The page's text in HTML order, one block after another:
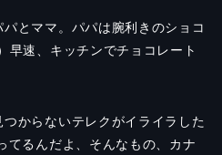
とママ。パパは腕利きのショコ
早速、キッチンでチョコレート
からないテレクがイライラした
てるんだよ、そんなもの、カナ